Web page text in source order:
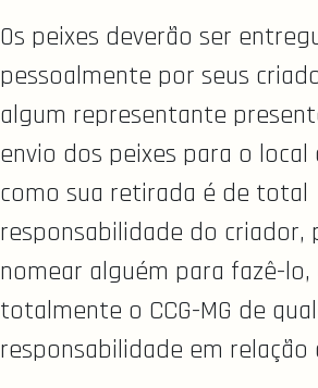
Os peixes deverão ser
pessoalmente por seus
algum representante
envio dos peixes para o
como sua retirada é de total
responsabilidade do criador,
nomear alguém para fazê-lo,
totalmente o CCG-MG de
responsabilidade em relação